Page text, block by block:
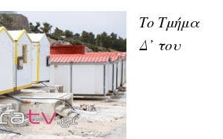
Το Τμήμα
Δ’ του